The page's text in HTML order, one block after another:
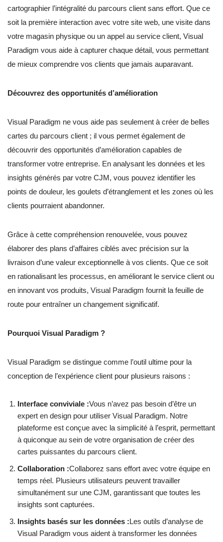
cartographier l’intégralité du parcours client sans effort. Que ce
soit la première interaction avec votre site web, une visite dans
votre magasin physique ou un appel au service client, Visual
Paradigm vous aide à capturer chaque détail, vous permettant
de mieux comprendre vos clients que jamais auparavant.
Découvrez des opportunités d’amélioration
Visual Paradigm ne vous aide pas seulement à créer de belles
cartes du parcours client ; il vous permet également de
découvrir des opportunités d’amélioration capables de
transformer votre entreprise. En analysant les données et les
insights générés par votre CJM, vous pouvez identifier les
points de douleur, les goulets d’étranglement et les zones où les
clients pourraient abandonner.
Grâce à cette compréhension renouvelée, vous pouvez
élaborer des plans d’affaires ciblés avec précision sur la
livraison d’une valeur exceptionnelle à vos clients. Que ce soit
en rationalisant les processus, en améliorant le service client ou
en innovant vos produits, Visual Paradigm fournit la feuille de
route pour entraîner un changement significatif.
Pourquoi Visual Paradigm ?
Visual Paradigm se distingue comme l’outil ultime pour la
conception de l’expérience client pour plusieurs raisons :
Interface conviviale :Vous n’avez pas besoin d’être un
expert en design pour utiliser Visual Paradigm. Notre
plateforme est conçue avec la simplicité à l’esprit, permettant
à quiconque au sein de votre organisation de créer des
cartes puissantes du parcours client.
Collaboration :Collaborez sans effort avec votre équipe en
temps réel. Plusieurs utilisateurs peuvent travailler
simultanément sur une CJM, garantissant que toutes les
insights sont capturées.
Insights basés sur les données :Les outils d’analyse de
Visual Paradigm vous aident à transformer les données